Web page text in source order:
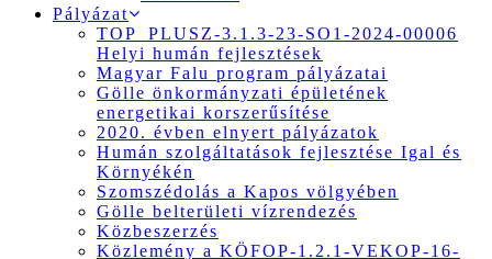
Pályázat
TOP_PLUSZ-3.1.3-23-SO1-2024-00006
Helyi humán fejlesztések
Magyar Falu program pályázatai
Gölle önkormányzati épületének
energetikai korszerűsítése
2020. évben elnyert pályázatok
Humán szolgáltatások fejlesztése Igal és
Környékén
Szomszédolás a Kapos völgyében
Gölle belterületi vízrendezés
Közbeszerzés
Közlemény a KÖFOP-1.2.1-VEKOP-16-